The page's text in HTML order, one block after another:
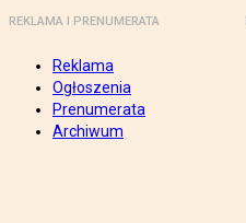
REKLAMA I PRENUMERATA
Reklama
Ogłoszenia
Prenumerata
Archiwum